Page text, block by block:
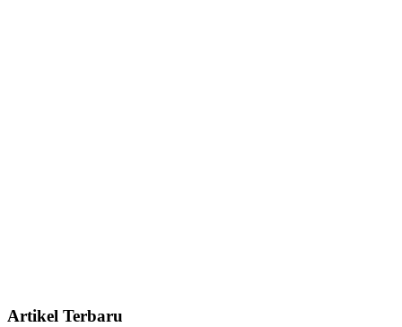
Artikel Terbaru